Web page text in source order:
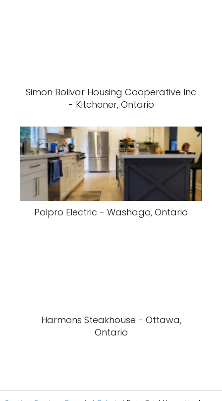
Simon Bolivar Housing Cooperative Inc
- Kitchener, Ontario
Polpro Electric - Washago, Ontario
Harmons Steakhouse - Ottawa,
Ontario